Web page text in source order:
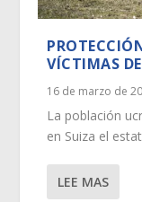
VÍCTIMAS
16 de marzo de
La población
en Suiza el
LEE MAS